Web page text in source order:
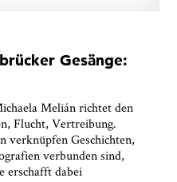
Gesänge:
Melián richtet den
Flucht, Vertreibung.
verknüpfen Geschichten,
verbunden sind,
erschafft dabei